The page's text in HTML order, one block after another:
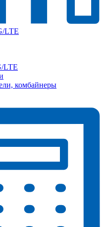
LTE
LTE
комбайнеры